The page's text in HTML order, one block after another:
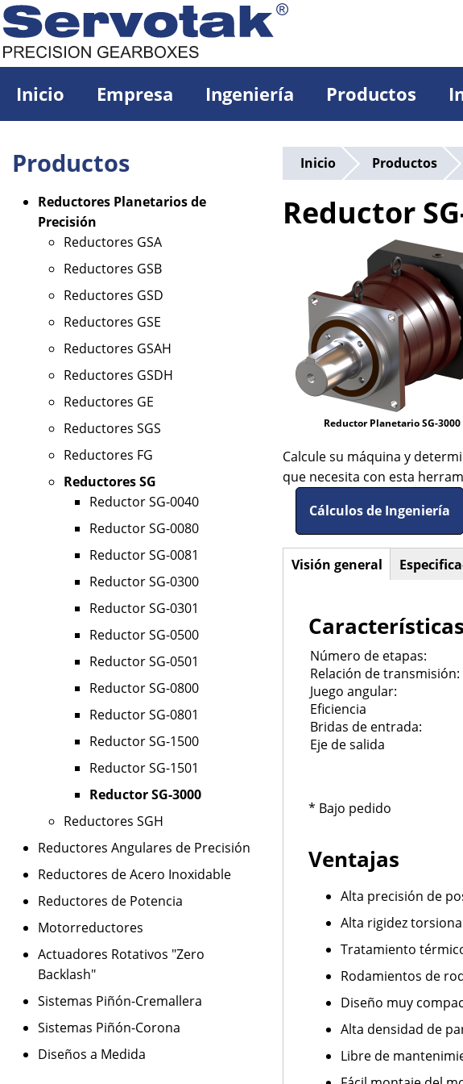
Pasar
al
contenido
principal
Inicio Empresa Ingeniería Productos
Productos
Reductores Planetarios de
Precisión
Reductores GSA
Reductores GSB
Reductores GSD
Reductores GSE
Reductores GSAH
Reductores GSDH
Reductores GE
Reductores SGS
Reductores FG
Reductores SG
Reductor SG-0040
Reductor SG-0080
Reductor SG-0081
Reductor SG-0300
Reductor SG-0301
Reductor SG-0500
Reductor SG-0501
Reductor SG-0800
Reductor SG-0801
Reductor SG-1500
Reductor SG-1501
Reductor SG-3000
Reductores SGH
Reductores Angulares de Precisión
Reductores de Acero Inoxidable
Reductores de Potencia
Motorreductores
Actuadores Rotativos "Zero
Backlash"
Sistemas Piñón-Cremallera
Sistemas Piñón-Corona
Diseños a Medida
Inicio Productos
Reductor
Reductor Planetario SG-3000
Calcule su máquina y
que necesita con esta
Cálculos de Ingeniería
Horizontal
Visión general (solapa
activa)
Número de etapas:
Relación de transmisión:
Juego angular:
Eficiencia
Bridas de entrada:
Eje de salida
* Bajo pedido
Ventajas
Alta precisión de
Alta rigidez
Tratamiento
Rodamientos de
Diseño muy
Alta densidad de
Libre de